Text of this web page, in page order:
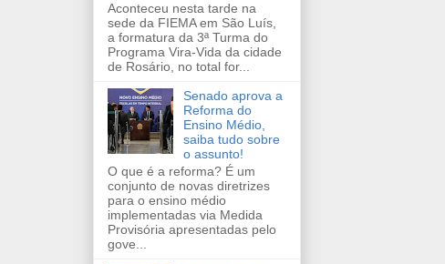
Aconteceu nesta tarde na
sede da FIEMA em São Luís,
a formatura da 3ª Turma do
Programa Vira-Vida da cidade
de Rosário, no total for...
Senado aprova a
Reforma do
Ensino Médio,
saiba tudo sobre
o assunto!
O que é a reforma? É um
conjunto de novas diretrizes
para o ensino médio
implementadas via Medida
Provisória apresentadas pelo
gove...